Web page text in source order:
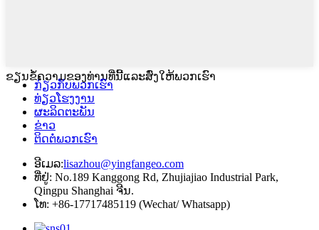
ຂຽນຂໍ້ຄວາມຂອງທ່ານທີ່ນີ້ແລະສົ່ງໃຫ້ພວກເຮົາ
ກ່ຽວກັບພວກເຮົາ
ທ່ຽວໂຮງງານ
ຜະລິດຕະພັນ
ຂ່າວ
ຕິດຕໍ່ພວກເຮົາ
ອີເມລ:lisazhou@yingfangeo.com
ທີ່ຢູ່: No.189 Kanggong Rd, Zhujiajiao Industrial Park,
Qingpu Shanghai ຈີນ.
ໂທ: +86-17717485119 (Wechat/ Whatsapp)